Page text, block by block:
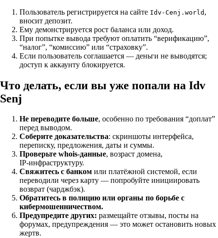
Пользователь регистрируется на сайте Idv‑Cenj.world ,
вносит депозит.
Ему демонстрируется рост баланса или доход.
При попытке вывода требуют оплатить “верификацию”,
“налог”, “комиссию” или “страховку”.
Если пользователь соглашается — деньги не выводятся;
доступ к аккаунту блокируется.
Что делать, если вы уже попали на Idv
Senj
Не переводите больше, особенно по требования “доплат”
перед выводом.
Соберите доказательства: скриншоты интерфейса,
переписку, предложения, даты и суммы.
Проверьте whois‑данные, возраст домена,
IP‑инфраструктуру.
Свяжитесь с банком или платёжной системой, если
переводили через карту — попробуйте инициировать
возврат (чарджбэк).
Обратитесь в полицию или органы по борьбе с
кибермошенничеством.
Предупредите других: размещайте отзывы, посты на
форумах, предупреждения — это может остановить новых
жертв.